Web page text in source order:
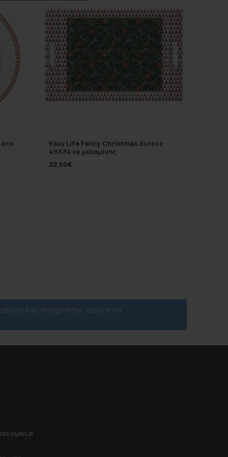
Easy Life Fancy Christmas Δίσκος
49Χ34 εκ μελαμίνης
22,50€
has changed the session for